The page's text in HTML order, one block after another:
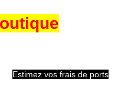
Estimez vos frais de ports